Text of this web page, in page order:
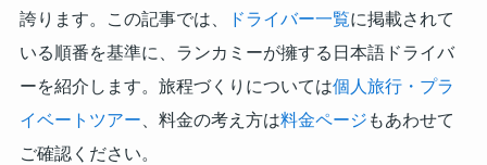
誇ります。この記事では、
ドライバー一覧に掲載されて
いる順番を基準に、ランカミーが擁する日本語ドライバ
ーを紹介します。旅程づくりについては個人旅行・プラ
イベートツアー 、料金の考え方は料金ページ もあわせて
ご確認ください。